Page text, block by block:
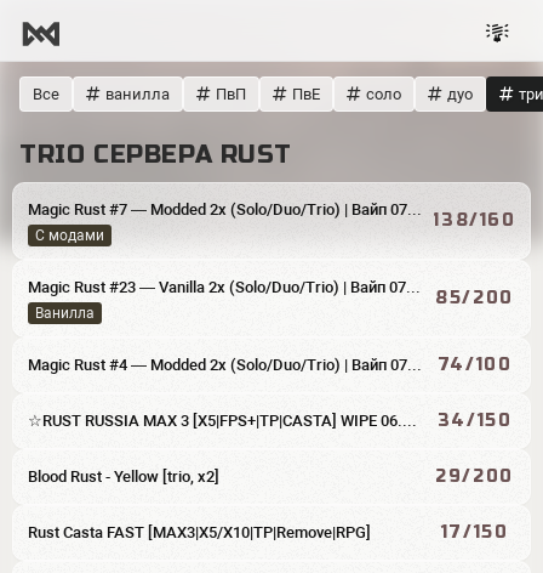
Все ванилла ПвП ПвЕ соло дуо
TRIO СЕРВЕРА RUST
Magic Rust #7 — Modded 2x (Solo/Duo/Trio) | Baйп 07.08
С модами
138/160
Magic Rust #23 — Vanilla 2x (Solo/Duo/Trio) | Baйп 07.08
Ванилла
85/200
Magic Rust #4 — Modded 2x (Solo/Duo/Trio) | Baйп 07.08 74/100
☆RUST RUSSIA MAX 3 [X5|FPS+|TP|CASTA] WIPE 06.08☆ 34/150
Blood Rust - Yellow [trio, x2] 29/200
Rust Casta FAST [MAX3|X5/X10|TP|Remove|RPG] 17/150